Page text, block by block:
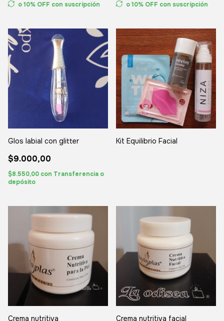
o 10% OFF con suscripción
o 10% OFF con suscripción
Glos labial con glitter
$9.000,00
$8.550,00 con Transferencia o
depósito
Kit Equilibrio Facial
Crema nutritiva Crema nutritiva facial